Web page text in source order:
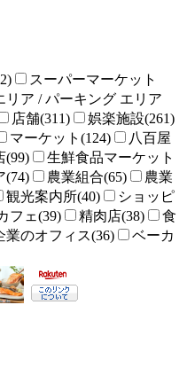
スーパーマーケット
リア / パーキング エリア
店舗(311)
娯楽施設(261)
マーケット(124)
八百屋
(99)
生鮮食品マーケット
(74) 農業組合(65)
農業
観光案内所(40)
ショッピ
フェ(39) 精肉店(38)
食
業のオフィス(36)
ベーカ